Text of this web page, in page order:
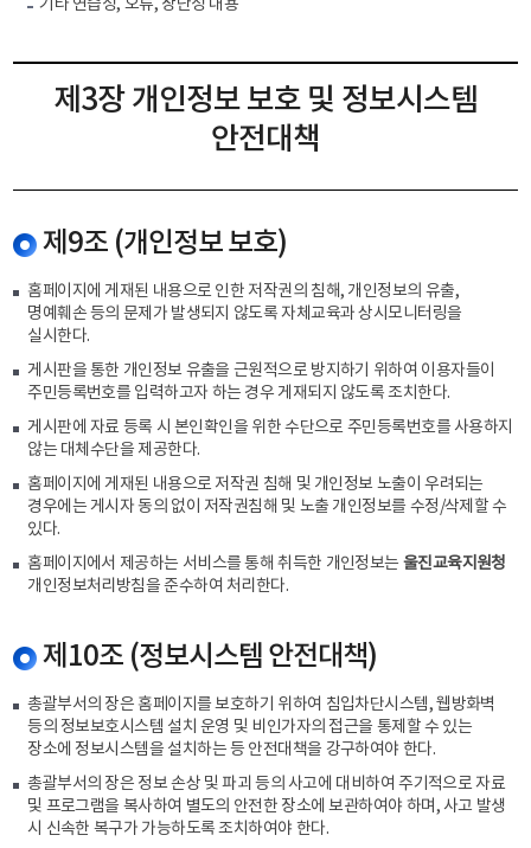
기타 연습성, 오류, 장난성 내용
제3장 개인정보 보호 및 정보시스템
안전대책
제9조 (개인정보 보호)
홈페이지에 게재된 내용으로 인한 저작권의 침해, 개인정보의 유출,
명예훼손 등의 문제가 발생되지 않도록 자체교육과 상시모니터링을
실시한다.
게시판을 통한 개인정보 유출을 근원적으로 방지하기 위하여 이용자들이
주민등록번호를 입력하고자 하는 경우 게재되지 않도록 조치한다.
게시판에 자료 등록 시 본인확인을 위한 수단으로 주민등록번호를 사용하지
않는 대체수단을 제공한다.
홈페이지에 게재된 내용으로 저작권 침해 및 개인정보 노출이 우려되는
경우에는 게시자 동의 없이 저작권침해 및 노출 개인정보를 수정/삭제할 수
있다.
홈페이지에서 제공하는 서비스를 통해 취득한 개인정보는 울진교육지원청
개인정보처리방침을 준수하여 처리한다.
제10조 (정보시스템 안전대책)
총괄부서의 장은 홈페이지를 보호하기 위하여 침입차단시스템, 웹방화벽
등의 정보보호시스템 설치 운영 및 비인가자의 접근을 통제할 수 있는
장소에 정보시스템을 설치하는 등 안전대책을 강구하여야 한다.
총괄부서의 장은 정보 손상 및 파괴 등의 사고에 대비하여 주기적으로 자료
및 프로그램을 복사하여 별도의 안전한 장소에 보관하여야 하며, 사고 발생
시 신속한 복구가 가능하도록 조치하여야 한다.